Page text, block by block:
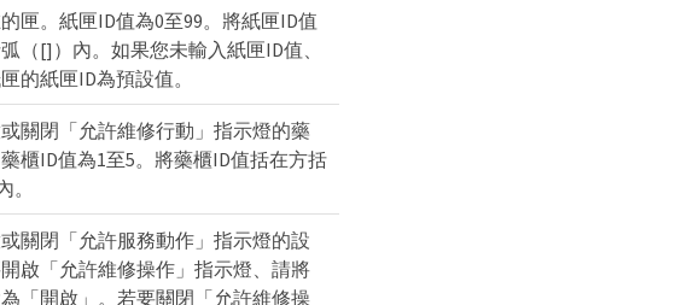
匣。紙匣ID值為0至99。將紙匣ID值
（[]）內。如果您未輸入紙匣ID值、
的紙匣ID為預設值。
關閉「允許維修行動」指示燈的藥
櫃ID值為1至5。將藥櫃ID值括在方括
。
關閉「允許服務動作」指示燈的設
啟「允許維修操作」指示燈、請將
「開啟」。若要關閉「允許維修操